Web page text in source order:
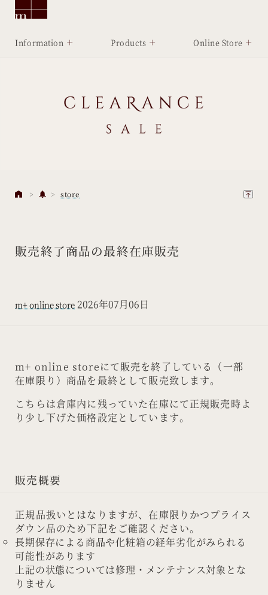
Information Products Online Store
store
販売終了商品の最終在庫販売
m+ online store 2026年07月06日
m+ online storeにて販売を終了している（一部
在庫限り）商品を最終として販売致します。
こちらは倉庫内に残っていた在庫にて正規販売時よ
り少し下げた価格設定としています。
販売概要
正規品扱いとはなりますが、在庫限りかつプライス
ダウン品のため下記をご確認ください。
長期保存による商品や化粧箱の経年劣化がみられる
可能性があります
上記の状態については修理・メンテナンス対象とな
りません